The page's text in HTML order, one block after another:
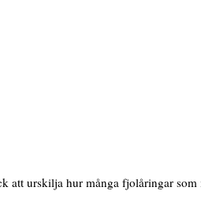
att urskilja hur många fjolåringar